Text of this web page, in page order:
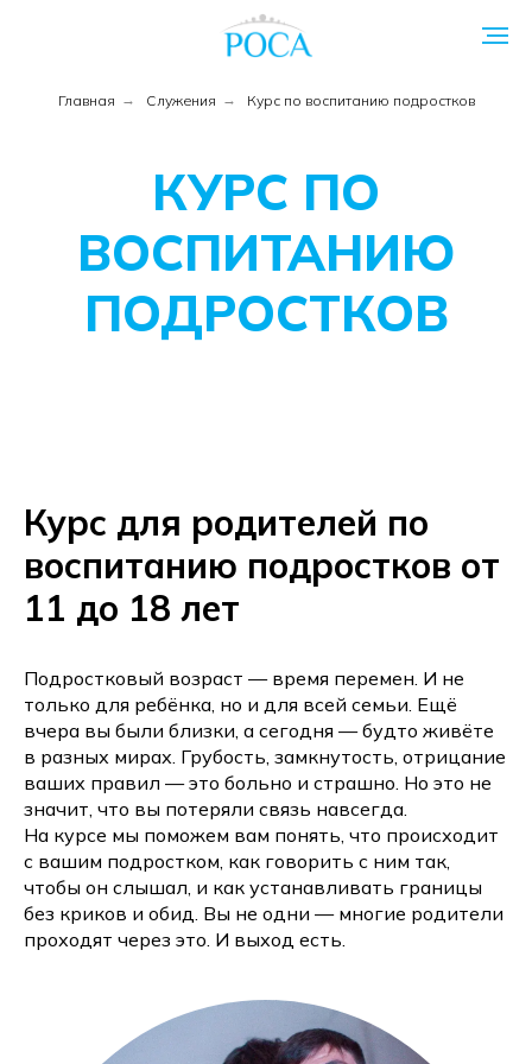
Главная → Служения → Курс по воспитанию подростков
КУРС ПО
ВОСПИТАНИЮ
ПОДРОСТКОВ
Курс для родителей по
воспитанию подростков от
11 до 18 лет
Подростковый возраст — время перемен. И не
только для ребёнка, но и для всей семьи. Ещё
вчера вы были близки, а сегодня — будто живёте
в разных мирах. Грубость, замкнутость, отрицание
ваших правил — это больно и страшно. Но это не
значит, что вы потеряли связь навсегда.
На курсе мы поможем вам понять, что происходит
с вашим подростком, как говорить с ним так,
чтобы он слышал, и как устанавливать границы
без криков и обид. Вы не одни — многие родители
проходят через это. И выход есть.